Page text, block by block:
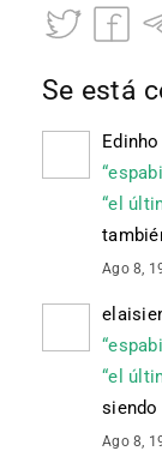
Se está
Edinho
“el
Ago 8,
“el
siendo
Ago 8,